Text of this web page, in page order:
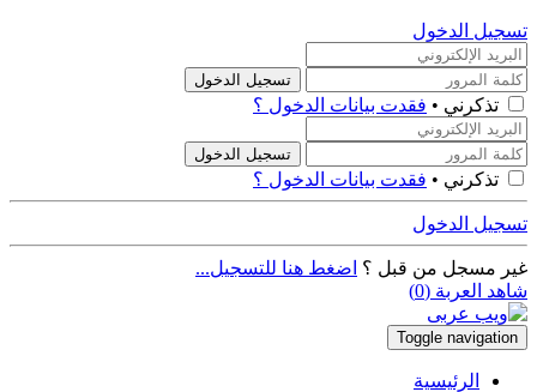
تسجيل الدخول
تذكرني • فقدت بيانات الدخول ؟
تذكرني • فقدت بيانات الدخول ؟
تسجيل الدخول
غير مسجل من قبل ؟ اضغط هنا للتسجيل...
شاهد العربة (0
)
Toggle navigation
الرئيسية